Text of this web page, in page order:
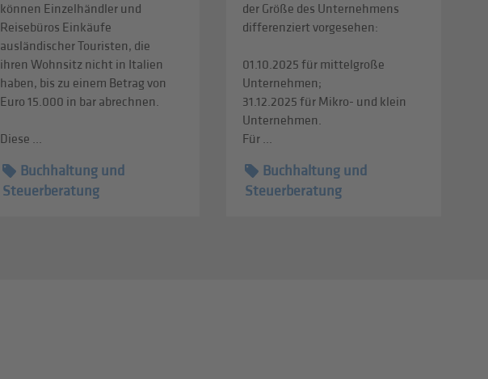
können Einzelhändler und
Reisebüros Einkäufe
ausländischer Touristen, die
ihren Wohnsitz nicht in Italien
haben, bis zu einem Betrag von
Euro 15.000 in bar abrechnen.
Diese ...
Buchhaltung und
Steuerberatung
der Größe des Unternehmens
differenziert vorgesehen:
01.10.2025 für mittelgroße
Unternehmen;
31.12.2025 für Mikro- und klein
Unternehmen.
Für ...
Buchhaltung und
Steuerberatung